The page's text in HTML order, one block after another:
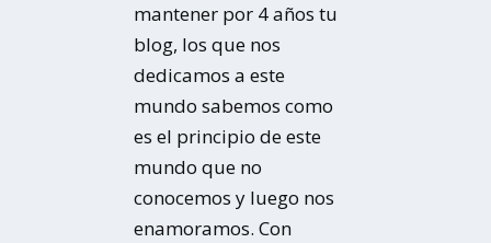
mantener por 4 años tu
blog, los que nos
dedicamos a este
mundo sabemos como
es el principio de este
mundo que no
conocemos y luego nos
enamoramos. Con